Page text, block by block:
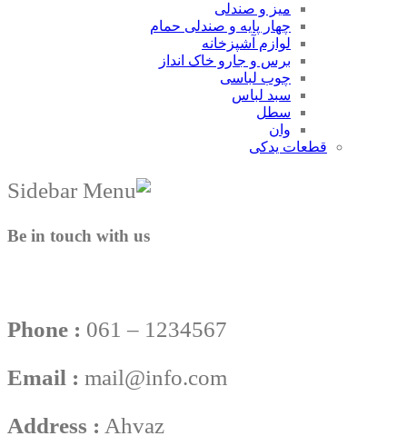
میز و صندلی
چهار پایه و صندلی حمام
لوازم آشپزخانه
برس و جارو خاک انداز
چوب لباسی
سبد لباس
سطل
وان
قطعات یدکی
Be in touch with us
Phone : 061 – 1234567
Email : mail@info.com
Address : Ahvaz